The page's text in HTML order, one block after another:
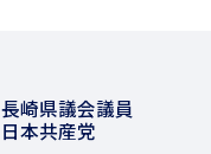
長崎県議会議員
日本共産党